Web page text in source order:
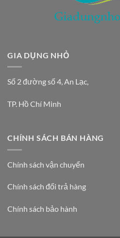
GIA DỤNG NHỎ
Số 2 đường số 4, An Lạc,
TP. Hồ Chí Minh
CHÍNH SÁCH BÁN HÀNG
Chính sách vận chuyển
Chính sách đổi trả hàng
Chính sách bảo hành